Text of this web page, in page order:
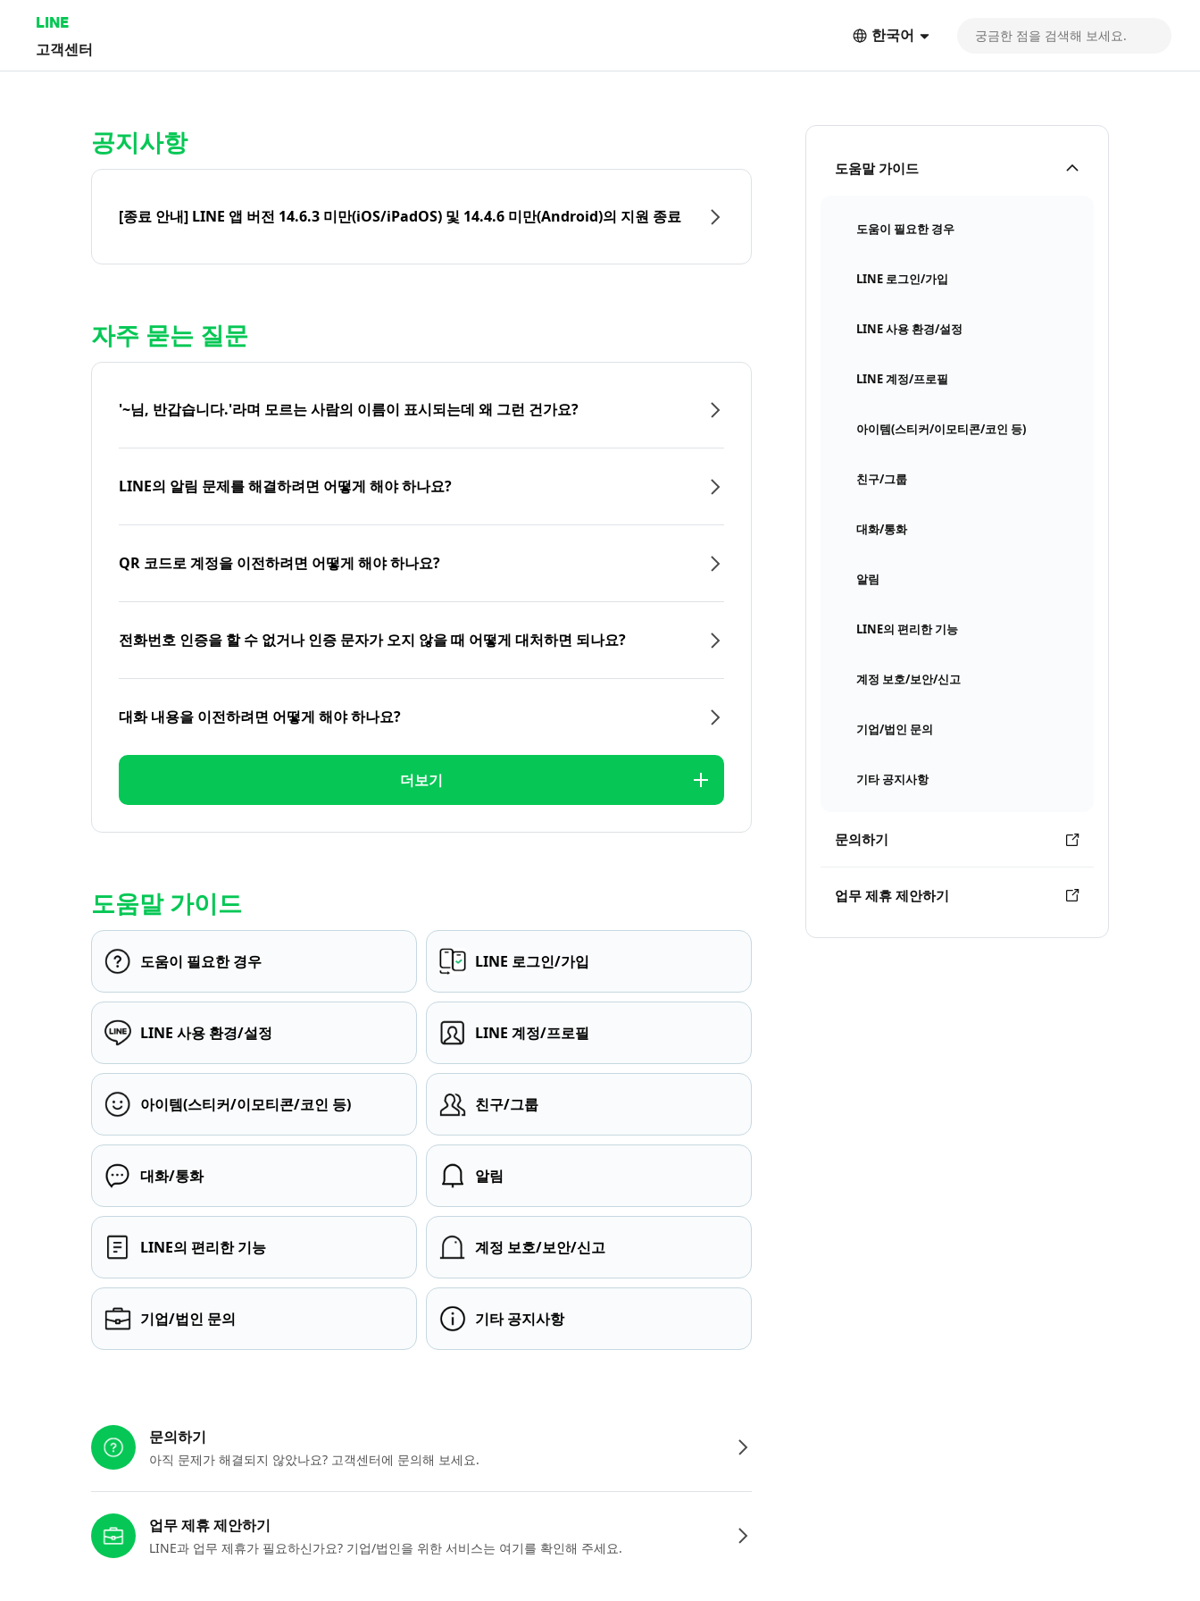
LINE
고객센터
한국어
도움말 가이드
도움이 필요한 경우
LINE 로그인/가입
LINE 사용 환경/설정
LINE 계정/프로필
아이템(스티커/이모티콘/코인 등)
친구/그룹
대화/통화
알림
LINE의 편리한 기능
계정 보호/보안/신고
기업/법인 문의
기타 공지사항
문의하기
업무 제휴 제안하기
공지사항
[종료 안내] LINE 앱 버전 14.6.3 미만(iOS/iPadOS) 및 14.4.6 미만(Android)의 지원 종료
자주 묻는 질문
'~님, 반갑습니다.'라며 모르는 사람의 이름이 표시되는데 왜 그런 건가요?
LINE의 알림 문제를 해결하려면 어떻게 해야 하나요?
QR 코드로 계정을 이전하려면 어떻게 해야 하나요?
전화번호 인증을 할 수 없거나 인증 문자가 오지 않을 때 어떻게 대처하면 되나요?
대화 내용을 이전하려면 어떻게 해야 하나요?
더보기
도움말 가이드
도움이 필요한 경우 LINE 로그인/가입
LINE 사용 환경/설정 LINE 계정/프로필
아이템(스티커/이모티콘/코인 등) 친구/그룹
대화/통화 알림
LINE의 편리한 기능 계정 보호/보안/신고
기업/법인 문의 기타 공지사항
문의하기
아직 문제가 해결되지 않았나요? 고객센터에 문의해 보세요.
업무 제휴 제안하기
LINE과 업무 제휴가 필요하신가요? 기업/법인을 위한 서비스는 여기를 확인해 주세요.